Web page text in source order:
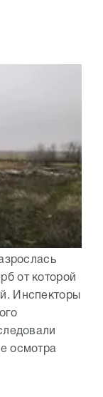
от которой
Инспекторы
осмотра